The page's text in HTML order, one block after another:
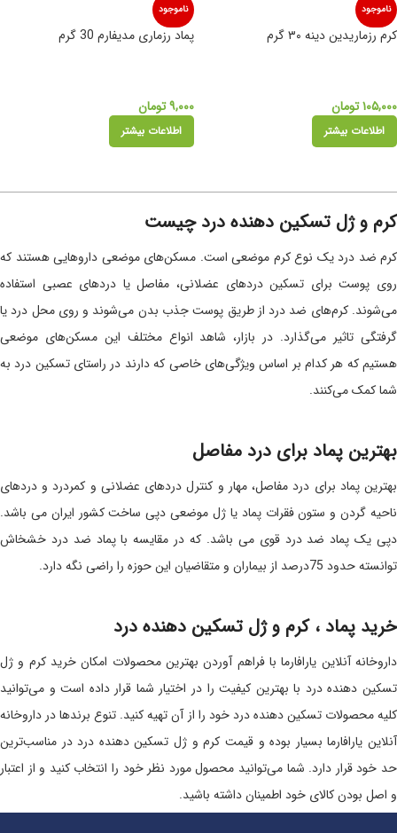
ناموجود
کرم رزماریدین دینه ۳۰ گرم
۱۰۵,۰۰۰تومان
اطلاعات بیشتر
ناموجود
پماد رزماری مدیفارم 30 گرم
۹,۰۰۰تومان
اطلاعات بیشتر
کرم و ژل تسکین دهنده درد چیست
کرم ضد درد یک نوع کرم موضعی است. مسکن‌های موضعی داروهایی هستند که
روی پوست برای تسکین دردهای عضلانی، مفاصل یا دردهای عصبی استفاده
می‌شوند. کرم‌های ضد درد از طریق پوست جذب بدن می‌شوند و روی محل درد یا
گرفتگی تاثیر می‌گذارد. در بازار، شاهد انواع مختلف این مسکن‌های موضعی
هستیم که هر کدام بر اساس ویژگی‌های خاصی که دارند در راستای تسکین درد به
شما کمک می‌کنند.
بهترین پماد برای درد مفاصل
بهترین پماد برای درد مفاصل، مهار و کنترل دردهای عضلانی و کمردرد و دردهای
ناحیه گردن و ستون فقرات پماد یا ژل موضعی دپی ساخت کشور ایران می باشد.
دپی یک پماد ضد درد قوی می باشد. که در مقایسه با پماد ضد درد خشخاش
توانسته حدود 75درصد از بیماران و متقاضیان این حوزه را راضی نگه دارد.
خرید پماد ، کرم و ژل تسکین دهنده درد
داروخانه آنلاین یارافارما با فراهم آوردن بهترین محصولات امکان خرید کرم و ژل
تسکین دهنده درد با بهترین کیفیت را در اختیار شما قرار داده است و می‌توانید
کلیه محصولات تسکین دهنده درد خود را از آن تهیه کنید. تنوع برندها در داروخانه
آنلاین یارافارما بسیار بوده و قیمت کرم و ژل تسکین دهنده درد در مناسب‌ترین
حد خود قرار دارد. شما می‌توانید محصول مورد نظر خود را انتخاب کنید و از اعتبار
و اصل بودن کالای خود اطمینان داشته باشید.